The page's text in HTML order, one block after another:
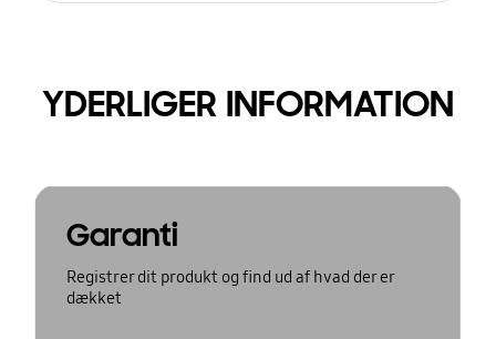
YDERLIGER INFORMATION
Garanti
Registrer dit produkt og find ud af hvad der er
dækket